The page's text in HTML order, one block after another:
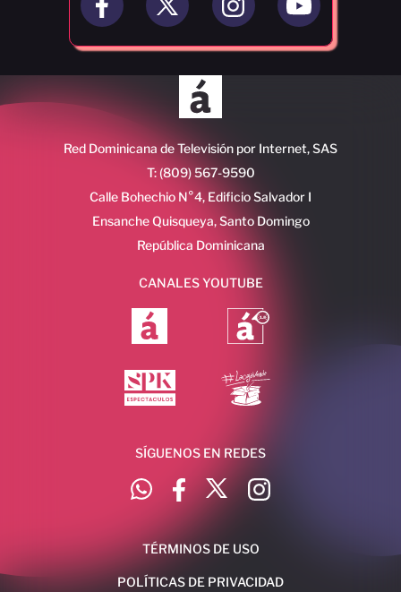
Red Dominicana de Televisión por Internet, SAS
T: (809) 567-9590
Calle Bohechio N°4, Edificio Salvador I
Ensanche Quisqueya, Santo Domingo
República Dominicana
CANALES YOUTUBE
SÍGUENOS EN REDES
TÉRMINOS DE USO
POLÍTICAS DE PRIVACIDAD